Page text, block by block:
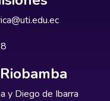
y Diego de Ibarra